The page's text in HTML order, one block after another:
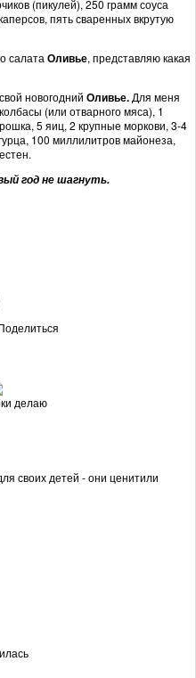
(пикулей), 250 грамм соуса
пять сваренных вкрутую
салата Оливье, представляю какая
новогодний Оливье. Для меня
(или отварного мяса), 1
5 яиц, 2 крупные моркови, 3-4
100 миллилитров майонеза,
год не шагнуть.
делаю
своих детей - они ценитили